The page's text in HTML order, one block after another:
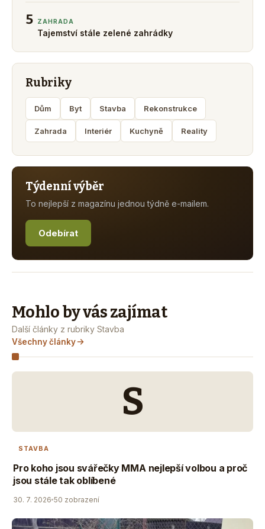
5 ZAHRADA
Tajemství stále zelené zahrádky
Rubriky
Dům Byt Stavba Rekonstrukce
Zahrada Interiér Kuchyně Reality
Týdenní výběr
To nejlepší z magazínu jednou týdně e-mailem.
Odebírat
Mohlo by vás zajímat
Další články z rubriky Stavba
Všechny články
S
STAVBA
Pro koho jsou svářečky MMA nejlepší volbou a proč
jsou stále tak oblíbené
30. 7. 2026 50 zobrazení